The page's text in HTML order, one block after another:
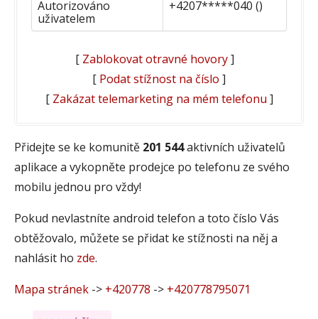
Autorizováno
uživatelem
+4207*****040 ()
[ Zablokovat otravné hovory]
[ Podat stížnost na číslo ]
[ Zakázat telemarketing na mém telefonu ]
Přidejte se ke komunitě 201 544aktivních uživatelů
aplikace a vykopněte prodejce po telefonu ze svého
mobilu jednou pro vždy!
Pokud nevlastníte android telefon a toto číslo Vás
obtěžovalo, můžete se přidat ke stížnosti na něj a
nahlásit ho zde.
Mapa stránek -> +420778 -> +420778795071